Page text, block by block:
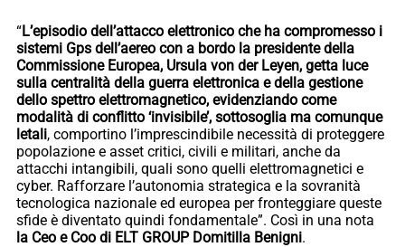
“L’episodio dell’attacco elettronico che ha compromesso i
sistemi Gps dell’aereo con a bordo la presidente della
Commissione Europea, Ursula von der Leyen, getta luce
sulla centralità della guerra elettronica e della gestione
dello spettro elettromagnetico, evidenziando come
modalità di conflitto ‘invisibile’, sottosoglia ma comunque
letali, comportino l’imprescindibile necessità di proteggere
popolazione e asset critici, civili e militari, anche da
attacchi intangibili, quali sono quelli elettromagnetici e
cyber. Rafforzare l’autonomia strategica e la sovranità
tecnologica nazionale ed europea per fronteggiare queste
sfide è diventato quindi fondamentale”. Così in una nota
la Ceo e Coo di ELT GROUP Domitilla Benigni.